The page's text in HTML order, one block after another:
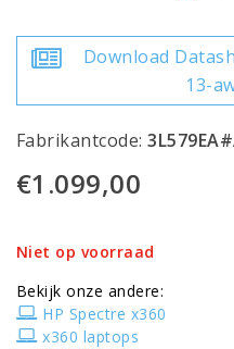
Download
13-
Fabrikantcode:
€1.099,00
Niet op voorraad
Bekijk onze andere:
HP Spectre x360
x360 laptops